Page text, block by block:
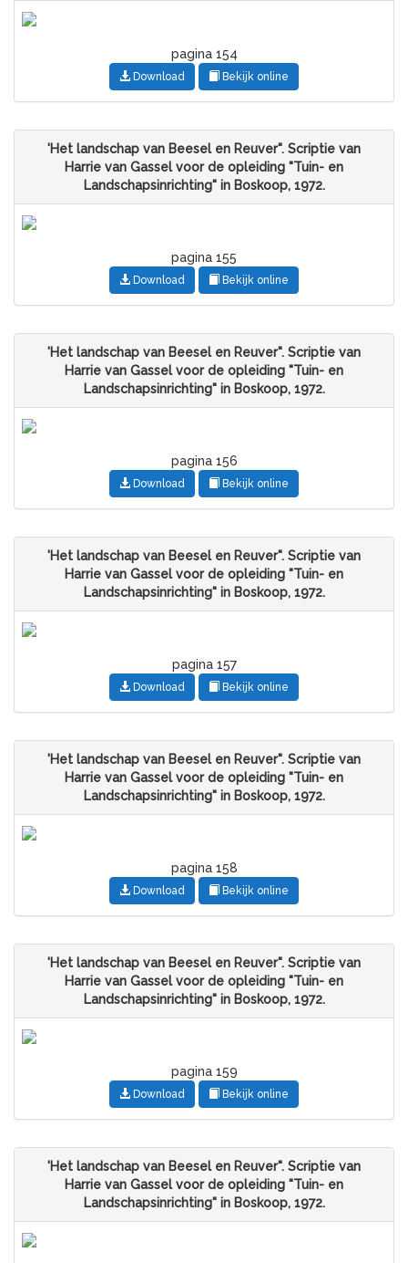
pagina 154
Download Bekijk online
'Het landschap van Beesel en Reuver". Scriptie van
Harrie van Gassel voor de opleiding "Tuin- en
Landschapsinrichting" in Boskoop, 1972.
pagina 155
Download Bekijk online
'Het landschap van Beesel en Reuver". Scriptie van
Harrie van Gassel voor de opleiding "Tuin- en
Landschapsinrichting" in Boskoop, 1972.
pagina 156
Download Bekijk online
'Het landschap van Beesel en Reuver". Scriptie van
Harrie van Gassel voor de opleiding "Tuin- en
Landschapsinrichting" in Boskoop, 1972.
pagina 157
Download Bekijk online
'Het landschap van Beesel en Reuver". Scriptie van
Harrie van Gassel voor de opleiding "Tuin- en
Landschapsinrichting" in Boskoop, 1972.
pagina 158
Download Bekijk online
'Het landschap van Beesel en Reuver". Scriptie van
Harrie van Gassel voor de opleiding "Tuin- en
Landschapsinrichting" in Boskoop, 1972.
pagina 159
Download Bekijk online
'Het landschap van Beesel en Reuver". Scriptie van
Harrie van Gassel voor de opleiding "Tuin- en
Landschapsinrichting" in Boskoop, 1972.